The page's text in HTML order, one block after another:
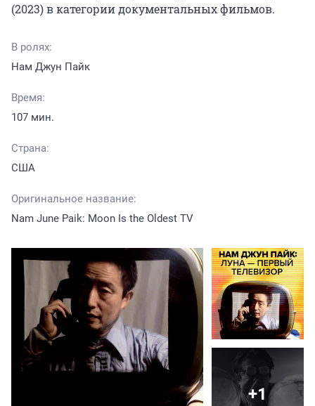
(2023) в категории документальных фильмов.
В ролях:
Нам Джун Пайк
Время:
107 мин.
Страна:
США
Оригинальное название:
Nam June Paik: Moon Is the Oldest TV
+1